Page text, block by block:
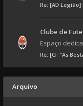
Re: [AD
Clube de
Espaço
Re: [CF "As
Arquivo